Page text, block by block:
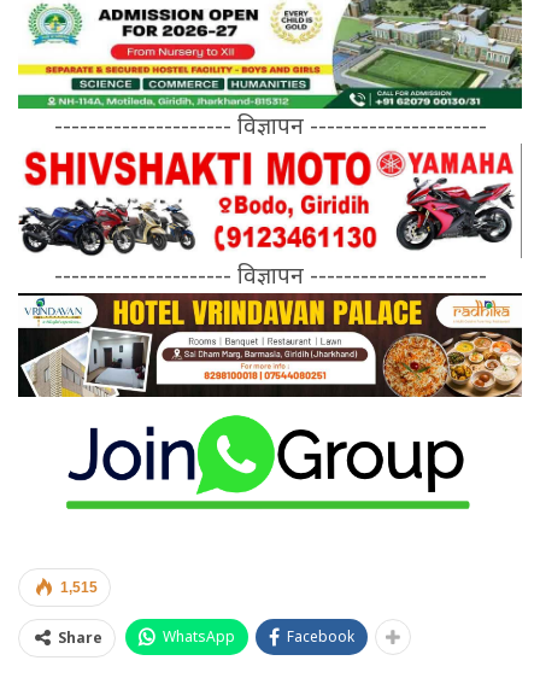
--------------------- विज्ञापन ---------------------
--------------------- विज्ञापन ---------------------
1,515
Share WhatsApp Facebook